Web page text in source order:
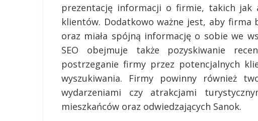
prezentację informacji o firmie, takich jak
klientów. Dodatkowo ważne jest, aby firma
oraz miała spójną informację o sobie we
SEO obejmuje także pozyskiwanie
postrzeganie firmy przez potencjalnych
wyszukiwania. Firmy powinny również
wydarzeniami czy atrakcjami
mieszkańców oraz odwiedzających Sanok.